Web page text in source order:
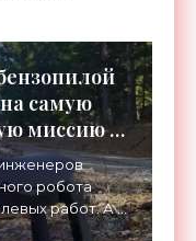
самую
миссию -
робота
работ. А в
миссий с